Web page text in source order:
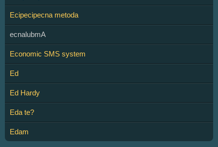
Ecipecipecna metoda
ecnalubmA
Economic SMS system
Ed
Ed Hardy
Eda te?
Edam